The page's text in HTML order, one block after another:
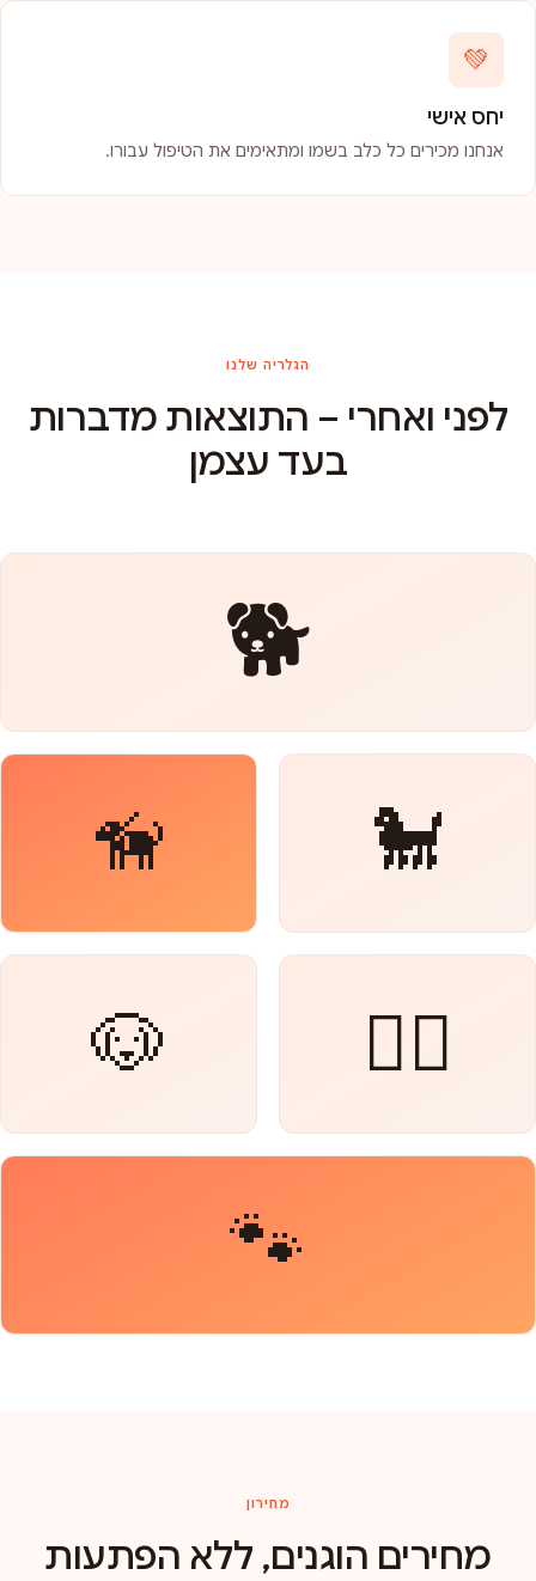
💚
יחס אישי
אנחנו מכירים כל כלב בשמו ומתאימים את הטיפול עבורו.
הגלריה שלנו
לפני ואחרי – התוצאות מדברות
בעד עצמן
🐕
🐩
🦮
🐕‍🦺
🐶
🐾
מחירון
מחירים הוגנים, ללא הפתעות